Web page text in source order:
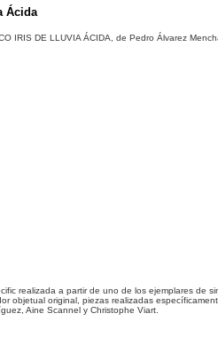
Ácida
IRIS DE LLUVIA ÁCIDA, de Pedro Álvarez
realizada a partir de uno de los ejemplares de
objetual original, piezas realizadas
Aine Scannel y Christophe Viart.